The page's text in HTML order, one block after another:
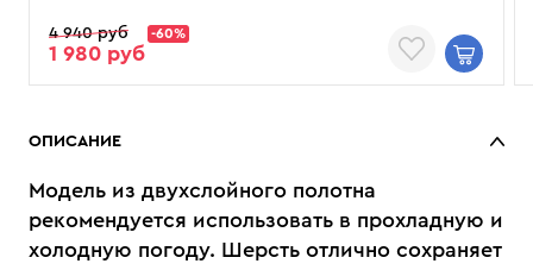
4 940 руб -60%
1 980 руб
ОПИСАНИЕ
Модель из двухслойного полотна
рекомендуется использовать в прохладную и
холодную погоду. Шерсть отлично сохраняет